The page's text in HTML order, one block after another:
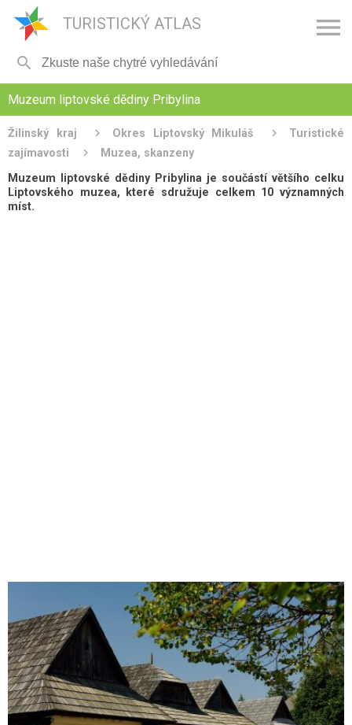
TURISTICKÝ ATLAS 

Muzeum liptovské dědiny Pribylina
Žilinský kraj Okres Liptovský Mikuláš
Turistické
zajímavosti
Muzea, skanzeny
Muzeum liptovské dědiny Pribylina je součástí většího celku
Liptovského muzea, které sdružuje celkem 10 významných
míst.